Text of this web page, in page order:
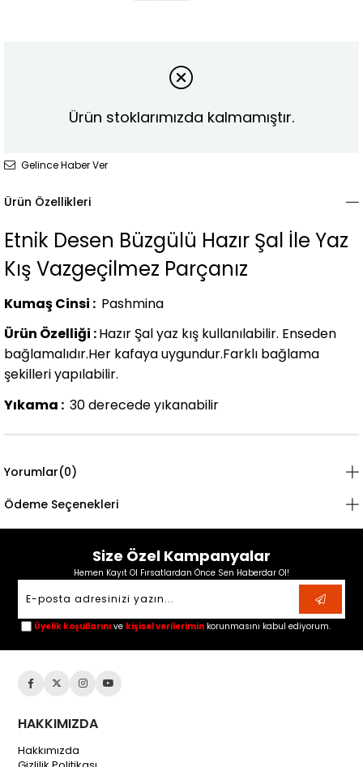
Ürün stoklarımızda kalmamıştır.
Gelince Haber Ver
Ürün Özellikleri
Etnik Desen Büzgülü Hazır Şal İle Yaz
Kış Vazgeçilmez Parçanız
Kumaş Cinsi : Pashmina
Ürün Özelliği :Hazır Şal yaz kış kullanılabilir. Enseden
bağlamalıdır.Her kafaya uygundur.Farklı bağlama
şekilleri yapılabilir.
Yıkama : 30 derecede yıkanabilir
Yorumlar(0)
Ödeme Seçenekleri
Size Özel Kampanyalar
Hemen Kayıt Ol Fırsatlardan Önce Sen Haberdar Ol!
Üyelik koşullarını ve kişisel verilerimin korunmasını kabul ediyorum.
HAKKIMIZDA
Hakkımızda